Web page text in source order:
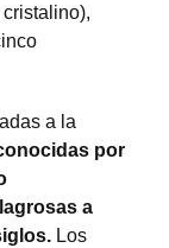
a la
por
a
Los